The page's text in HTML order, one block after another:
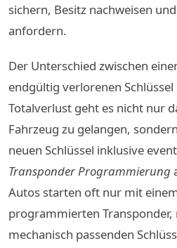
sichern, Besitz nachweisen
anfordern.
Der Unterschied zwischen
endgültig verlorenen
Totalverlust geht es nicht nur
Fahrzeug zu gelangen,
neuen Schlüssel inklusive
Transponder Programmierung
Autos starten oft nur mit
programmierten
mechanisch passenden